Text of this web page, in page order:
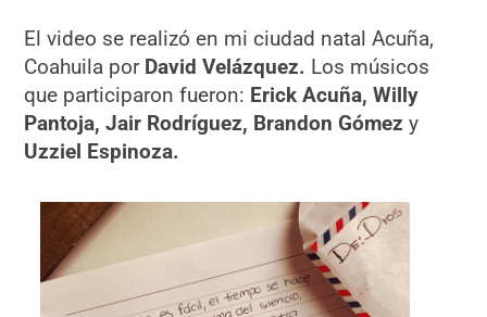
El video se realizó en mi ciudad natal Acuña,
Coahuila por David Velázquez. Los músicos
que participaron fueron: Erick Acuña, Willy
Pantoja, Jair Rodríguez, Brandon Gómezy
Uzziel Espinoza.